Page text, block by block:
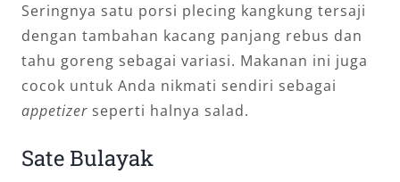
Seringnya satu porsi plecing kangkung tersaji
dengan tambahan kacang panjang rebus dan
tahu goreng sebagai variasi. Makanan ini juga
cocok untuk Anda nikmati sendiri sebagai
appetizerseperti halnya salad.
Sate Bulayak